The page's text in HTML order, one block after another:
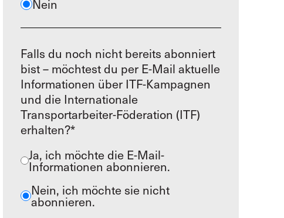
Nein
Falls du noch nicht bereits abonniert
bist – möchtest du per E-Mail aktuelle
Informationen über ITF-Kampagnen
und die Internationale
Transportarbeiter-Föderation (ITF)
erhalten?*
Ja, ich möchte die E-Mail-
Informationen abonnieren.
Nein, ich möchte sie nicht
abonnieren.